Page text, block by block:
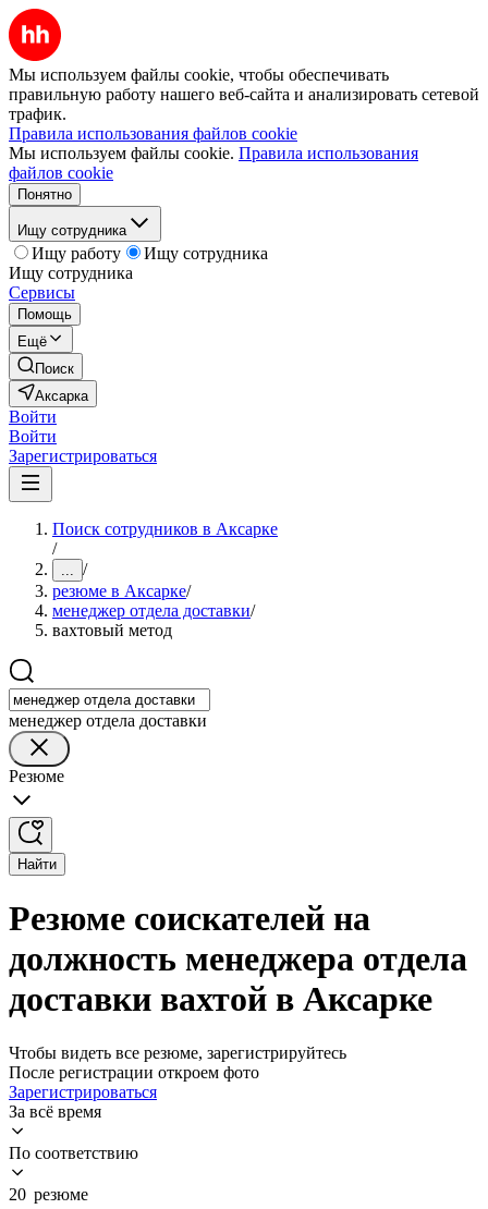
Мы используем файлы cookie, чтобы обеспечивать
правильную работу нашего веб-сайта и анализировать сетевой
трафик.
Правила использования файлов cookie
Мы используем файлы cookie. Правила использования
файлов cookie
Понятно
Ищу сотрудника
Ищу работу
Ищу сотрудника
Ищу сотрудника
Сервисы
Помощь
Ещё
Поиск
Аксарка
Войти
Войти
Зарегистрироваться
Поиск сотрудников в Аксарке
/
... /
резюме в Аксарке/
менеджер отдела доставки/
вахтовый метод
менеджер отдела доставки
Резюме
Найти
Резюме соискателей на
должность менеджера отдела
доставки вахтой в Аксарке
Чтобы видеть все резюме, зарегистрируйтесь
После регистрации откроем фото
Зарегистрироваться
За всё время
По соответствию
20 резюме